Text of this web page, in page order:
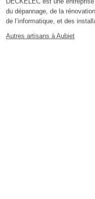
du dépannage, de la
de l’informatique, et des
Autres artisans à Aubiet